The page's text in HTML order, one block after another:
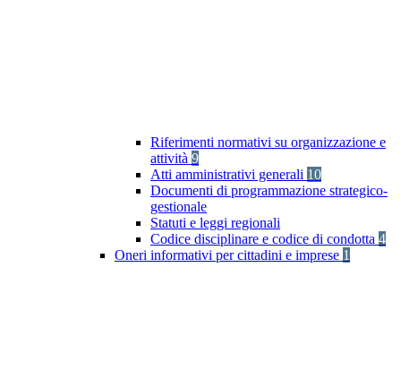
Riferimenti normativi su organizzazione e
attività 9
Atti amministrativi generali 10
Documenti di programmazione strategico-
gestionale
Statuti e leggi regionali
Codice disciplinare e codice di condotta 4
Oneri informativi per cittadini e imprese 1